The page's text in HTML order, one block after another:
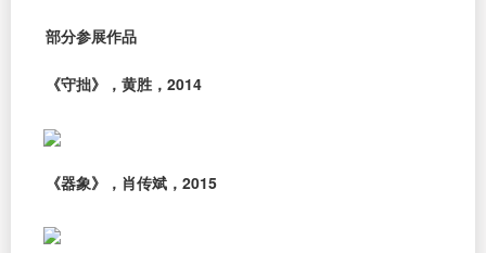
部分参展作品
《守拙》，黄胜，2014
《器象》，肖传斌，2015